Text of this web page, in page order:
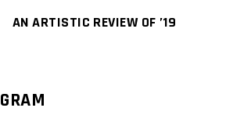
AN ARTISTIC REVIEW OF ’19